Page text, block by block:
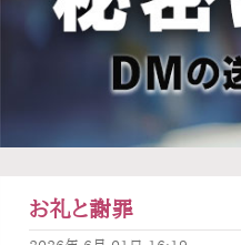
お礼と謝罪